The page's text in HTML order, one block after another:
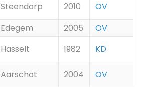
Steendorp 2010
OV
Edegem 2005
OV
Hasselt 1982
KD
Aarschot 2004 OV